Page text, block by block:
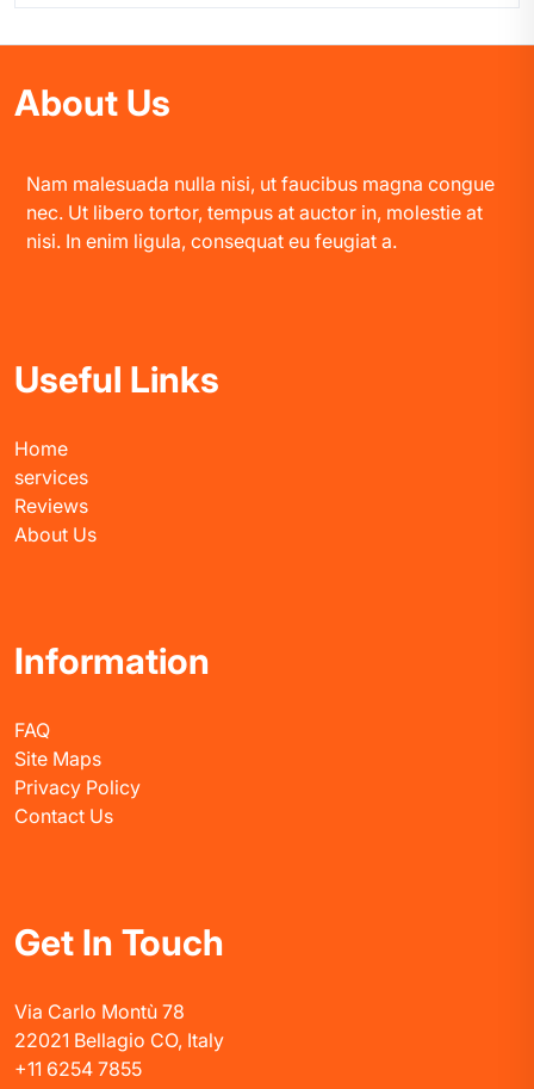
About Us
Nam malesuada nulla nisi, ut faucibus magna congue
nec. Ut libero tortor, tempus at auctor in, molestie at
nisi. In enim ligula, consequat eu feugiat a.
Useful Links
Home
services
Reviews
About Us
Information
FAQ
Site Maps
Privacy Policy
Contact Us
Get In Touch
Via Carlo Montù 78
22021 Bellagio CO, Italy
+11 6254 7855